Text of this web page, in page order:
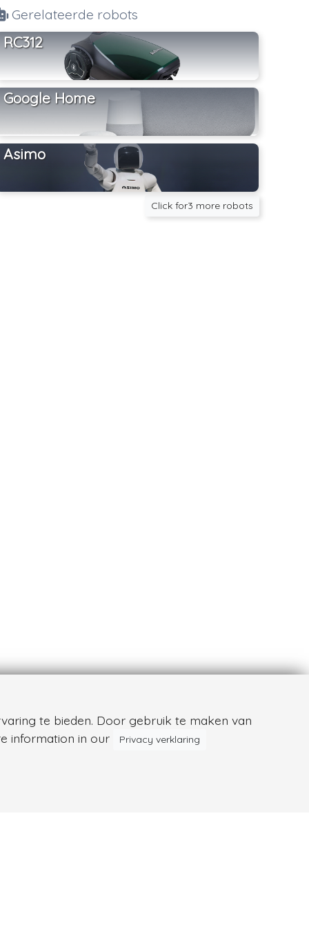
Gerelateerde robots
RC312
Google Home
Asimo
Click for3 more robots
te bieden. Door gebruik te maken van
information in our
Privacy verklaring